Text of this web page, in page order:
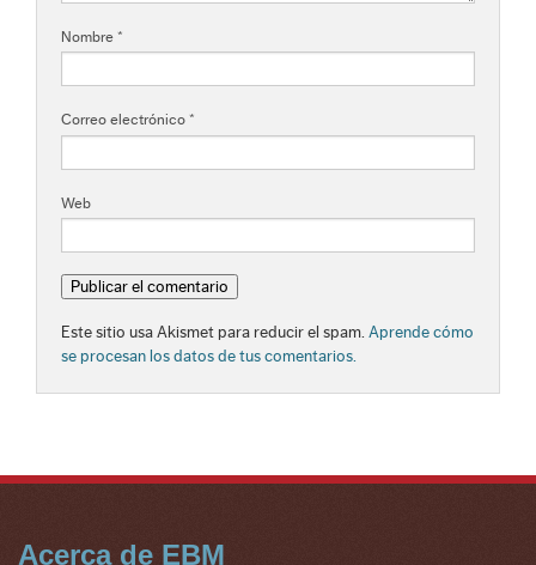
Nombre *
Correo electrónico *
Web
Este sitio usa Akismet para reducir el spam. Aprende cómo
se procesan los datos de tus comentarios.
Acerca de EBM